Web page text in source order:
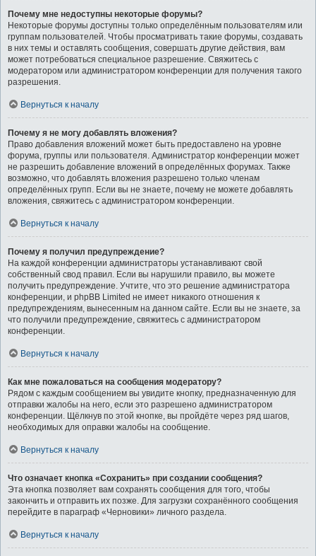
Почему мне недоступны некоторые форумы?
Некоторые форумы доступны только определённым пользователям или
группам пользователей. Чтобы просматривать такие форумы, создавать
в них темы и оставлять сообщения, совершать другие действия, вам
может потребоваться специальное разрешение. Свяжитесь с
модератором или администратором конференции для получения такого
разрешения.
Вернуться к началу
Почему я не могу добавлять вложения?
Право добавления вложений может быть предоставлено на уровне
форума, группы или пользователя. Администратор конференции может
не разрешить добавление вложений в определённых форумах. Также
возможно, что добавлять вложения разрешено только членам
определённых групп. Если вы не знаете, почему не можете добавлять
вложения, свяжитесь с администратором конференции.
Вернуться к началу
Почему я получил предупреждение?
На каждой конференции администраторы устанавливают свой
собственный свод правил. Если вы нарушили правило, вы можете
получить предупреждение. Учтите, что это решение администратора
конференции, и phpBB Limited не имеет никакого отношения к
предупреждениям, вынесенным на данном сайте. Если вы не знаете, за
что получили предупреждение, свяжитесь с администратором
конференции.
Вернуться к началу
Как мне пожаловаться на сообщения модератору?
Рядом с каждым сообщением вы увидите кнопку, предназначенную для
отправки жалобы на него, если это разрешено администратором
конференции. Щёлкнув по этой кнопке, вы пройдёте через ряд шагов,
необходимых для оправки жалобы на сообщение.
Вернуться к началу
Что означает кнопка «Сохранить» при создании сообщения?
Эта кнопка позволяет вам сохранять сообщения для того, чтобы
закончить и отправить их позже. Для загрузки сохранённого сообщения
перейдите в параграф «Черновики» личного раздела.
Вернуться к началу